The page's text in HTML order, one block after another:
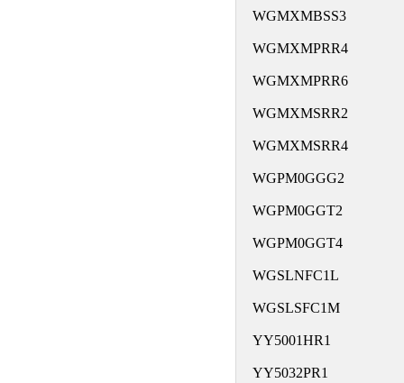
WGMXMBSS3
WGMXMPRR4
WGMXMPRR6
WGMXMSRR2
WGMXMSRR4
WGPM0GGG2
WGPM0GGT2
WGPM0GGT4
WGSLNFC1L
WGSLSFC1M
YY5001HR1
YY5032PR1